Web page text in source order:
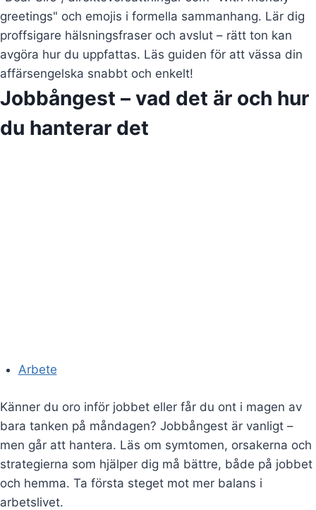
greetings" och emojis i formella sammanhang. Lär dig
proffsigare hälsningsfraser och avslut – rätt ton kan
avgöra hur du uppfattas. Läs guiden för att vässa din
affärsengelska snabbt och enkelt!
Jobbångest – vad det är och hur
du hanterar det
Arbete
Känner du oro inför jobbet eller får du ont i magen av
bara tanken på måndagen? Jobbångest är vanligt –
men går att hantera. Läs om symtomen, orsakerna och
strategierna som hjälper dig må bättre, både på jobbet
och hemma. Ta första steget mot mer balans i
arbetslivet.